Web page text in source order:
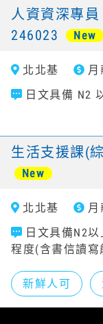
人資資深專
246023
New
北北基
月
日文具備 N2
生活支援課(
New
北北基
月
日文具備N2
程度(含書信讀寫
新鮮人可